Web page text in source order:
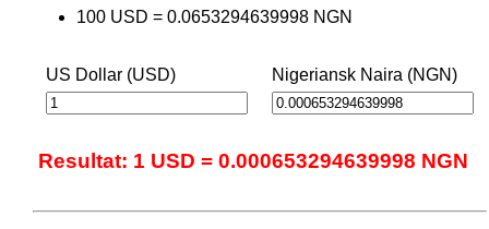
100 USD = 0.0653294639998 NGN
US Dollar (USD) Nigeriansk Naira (NGN)
Resultat: 1 USD = 0.000653294639998 NGN